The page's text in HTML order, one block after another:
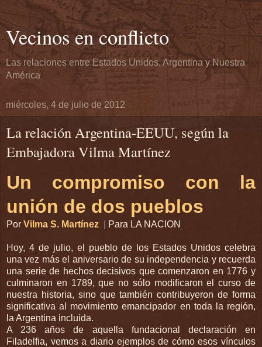
Vecinos en conflicto
Las relaciones entre Estados Unidos, Argentina y Nuestra
América
miércoles, 4 de julio de 2012
La relación Argentina-EEUU, según la
Embajadora Vilma Martínez
Un compromiso con la
unión de dos pueblos
Por Vilma S. Martínez Para LA NACION
Hoy, 4 de julio, el pueblo de los Estados Unidos celebra
una vez más el aniversario de su independencia y recuerda
una serie de hechos decisivos que comenzaron en 1776 y
culminaron en 1789, que no sólo modificaron el curso de
nuestra historia, sino que también contribuyeron de forma
significativa al movimiento emancipador en toda la región,
la Argentina incluida.
A 236 años de aquella fundacional declaración en
Filadelfia, vemos a diario ejemplos de cómo esos vínculos